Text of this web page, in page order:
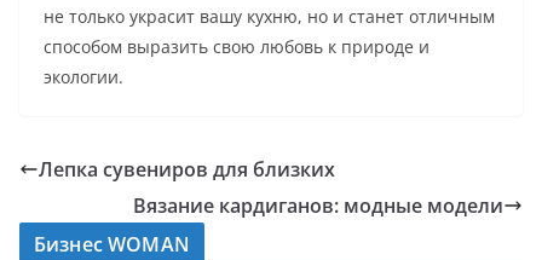
не только украсит вашу кухню, но и станет отличным
способом выразить свою любовь к природе и
экологии.
Лепка сувениров для близких
Вязание кардиганов: модные модели
Бизнес WOMAN